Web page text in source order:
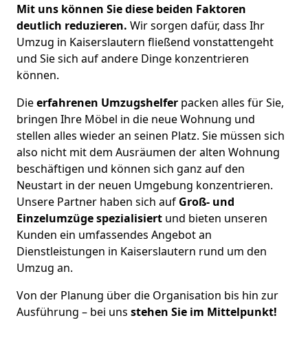
Mit uns können Sie diese beiden Faktoren
deutlich reduzieren. Wir sorgen dafür, dass Ihr
Umzug in Kaiserslautern fließend vonstattengeht
und Sie sich auf andere Dinge konzentrieren
können.
Dieerfahrenen Umzugshelfer packen alles für Sie,
bringen Ihre Möbel in die neue Wohnung und
stellen alles wieder an seinen Platz. Sie müssen sich
also nicht mit dem Ausräumen der alten Wohnung
beschäftigen und können sich ganz auf den
Neustart in der neuen Umgebung konzentrieren.
Unsere Partner haben sich auf Groß- und
Einzelumzüge spezialisiert und bieten unseren
Kunden ein umfassendes Angebot an
Dienstleistungen in Kaiserslautern rund um den
Umzug an.
Von der Planung über die Organisation bis hin zur
Ausführung – bei uns stehen Sie im Mittelpunkt!